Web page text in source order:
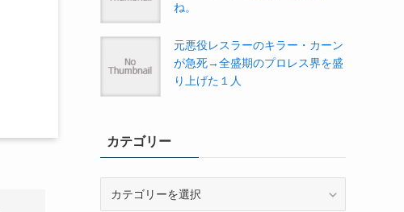
ね。
元悪役レスラーのキラー・カーン
が急死→全盛期のプロレス界を盛
り上げた１人
カテゴリー